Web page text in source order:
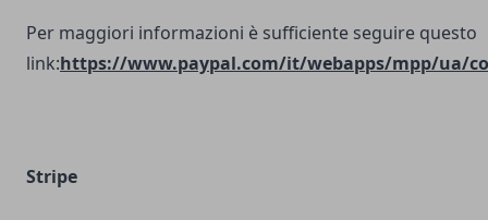
Per maggiori informazioni è sufficiente seguire questo
link:https://www.paypal.com/it/webapps/mpp/ua/
Stripe